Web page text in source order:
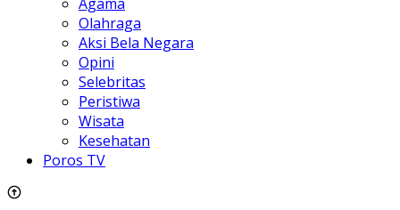
Olahraga
Aksi Bela Negara
Opini
Selebritas
Peristiwa
Wisata
Kesehatan
Poros TV